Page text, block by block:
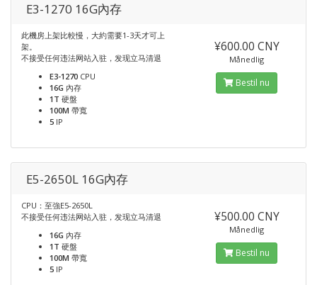
E3-1270 16G內存
此機房上架比較慢，大約需要1-3天才可上
架。
不接受任何违法网站入驻，发现立马清退
E3-1270 CPU
16G 內存
1T 硬盤
100M 帶寬
5 IP
¥600.00 CNY
Månedlig
Bestil nu
E5-2650L 16G內存
CPU：至強E5-2650L
不接受任何违法网站入驻，发现立马清退
16G 內存
1T 硬盤
100M 帶寬
5 IP
¥500.00 CNY
Månedlig
Bestil nu